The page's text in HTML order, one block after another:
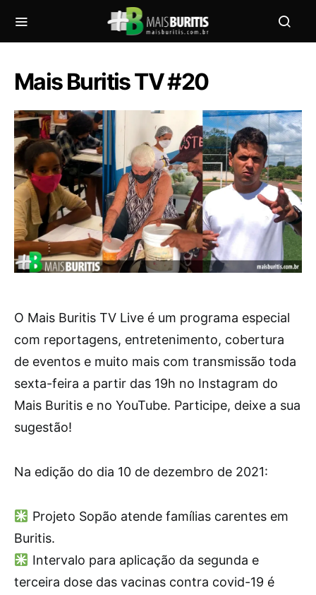
Mais Buritis TV #20
O Mais Buritis TV Live é um programa especial
com reportagens, entretenimento, cobertura
de eventos e muito mais com transmissão toda
sexta-feira a partir das 19h no Instagram do
Mais Buritis e no YouTube. Participe, deixe a sua
sugestão!
Na edição do dia 10 de dezembro de 2021:
Projeto Sopão atende famílias carentes em
Buritis.
Intervalo para aplicação da segunda e
terceira dose das vacinas contra covid-19 é